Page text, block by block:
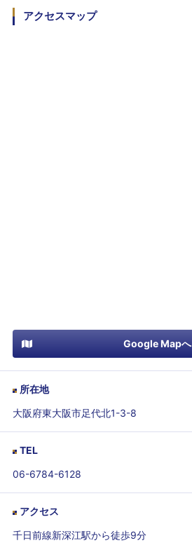
アクセスマップ
Google Mapへ
所在地
大阪府東大阪市足代北1-3-8
TEL
06-6784-6128
アクセス
千日前線新深江駅から徒歩9分